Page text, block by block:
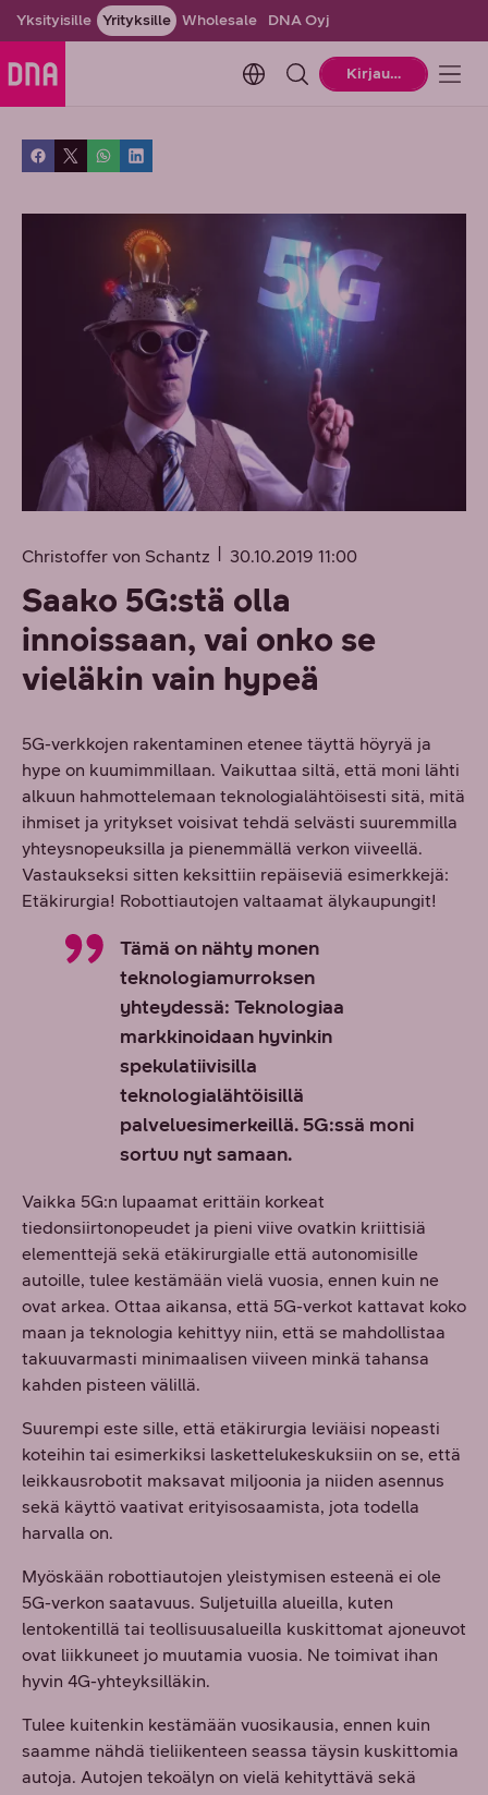
Yksityisille Yrityksille Wholesale DNA Oyj
Change language. Current
Kirjaudu
Christoffer von Schantz 30.10.2019 11:00
Saako 5G:stä olla
innoissaan, vai onko se
vieläkin vain hypeä
5G-verkkojen rakentaminen etenee täyttä höyryä ja
hype on kuumimmillaan. Vaikuttaa siltä, että moni lähti
alkuun hahmottelemaan teknologialähtöisesti sitä, mitä
ihmiset ja yritykset voisivat tehdä selvästi suuremmilla
yhteysnopeuksilla ja pienemmällä verkon viiveellä.
Vastaukseksi sitten keksittiin repäiseviä esimerkkejä:
Etäkirurgia! Robottiautojen valtaamat älykaupungit!
Tämä on nähty monen
teknologiamurroksen
yhteydessä: Teknologiaa
markkinoidaan hyvinkin
spekulatiivisilla
teknologialähtöisillä
palveluesimerkeillä. 5G:ssä moni
sortuu nyt samaan.
Vaikka 5G:n lupaamat erittäin korkeat
tiedonsiirtonopeudet ja pieni viive ovatkin kriittisiä
elementtejä sekä etäkirurgialle että autonomisille
autoille, tulee kestämään vielä vuosia, ennen kuin ne
ovat arkea. Ottaa aikansa, että 5G-verkot kattavat koko
maan ja teknologia kehittyy niin, että se mahdollistaa
takuuvarmasti minimaalisen viiveen minkä tahansa
kahden pisteen välillä.
Suurempi este sille, että etäkirurgia leviäisi nopeasti
koteihin tai esimerkiksi laskettelukeskuksiin on se, että
leikkausrobotit maksavat miljoonia ja niiden asennus
sekä käyttö vaativat erityisosaamista, jota todella
harvalla on.
Myöskään robottiautojen yleistymisen esteenä ei ole
5G-verkon saatavuus. Suljetuilla alueilla, kuten
lentokentillä tai teollisuusalueilla kuskittomat ajoneuvot
ovat liikkuneet jo muutamia vuosia. Ne toimivat ihan
hyvin 4G-yhteyksilläkin.
Tulee kuitenkin kestämään vuosikausia, ennen kuin
saamme nähdä tieliikenteen seassa täysin kuskittomia
autoja. Autojen tekoälyn on vielä kehityttävä sekä